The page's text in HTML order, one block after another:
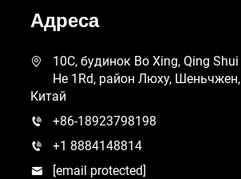
Адреса
10C, будинок Bo Xing, Qing Shui
He 1Rd, район Люху, Шеньчжен,
Китай
+86-18923798198
+1 8884148814
[email protected]